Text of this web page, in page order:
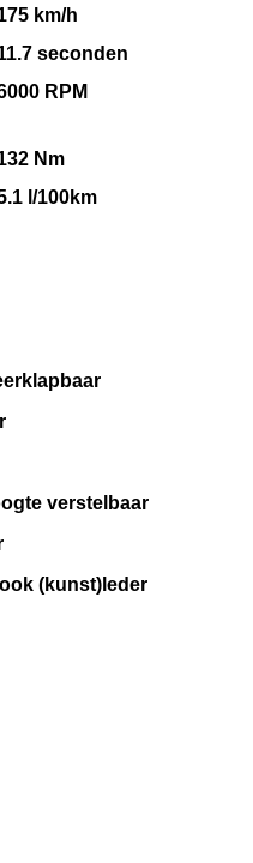
km/h
seconden
RPM
Nm
l/100km
verstelbaar
(kunst)leder